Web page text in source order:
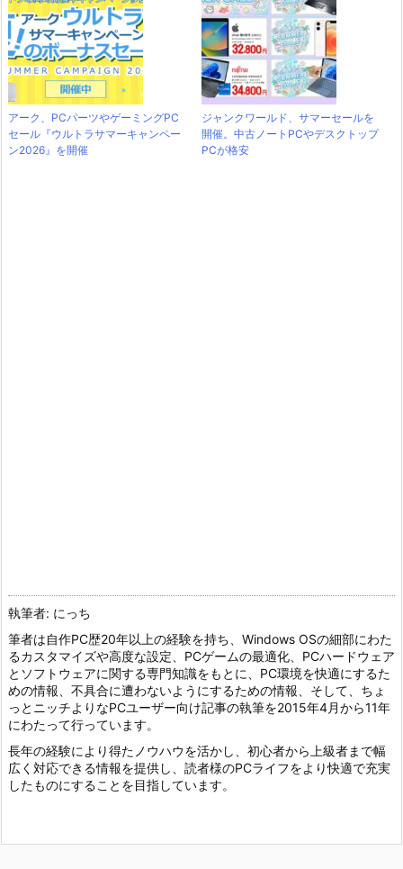
アーク、PCパーツやゲーミングPC
セール『ウルトラサマーキャンペー
ン2026』を開催
ジャンクワールド、サマーセールを
開催。中古ノートPCやデスクトップ
PCが格安
執筆者: にっち
筆者は自作PC歴20年以上の経験を持ち、Windows OSの細部にわた
るカスタマイズや高度な設定、PCゲームの最適化、PCハードウェア
とソフトウェアに関する専門知識をもとに、PC環境を快適にするた
めの情報、不具合に遭わないようにするための情報、そして、ちょ
っとニッチよりなPCユーザー向け記事の執筆を2015年4月から11年
にわたって行っています。
長年の経験により得たノウハウを活かし、初心者から上級者まで幅
広く対応できる情報を提供し、読者様のPCライフをより快適で充実
したものにすることを目指しています。